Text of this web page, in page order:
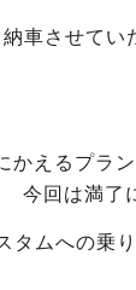
納車させてい
かえるプラ
今回は満了
タムへの乗